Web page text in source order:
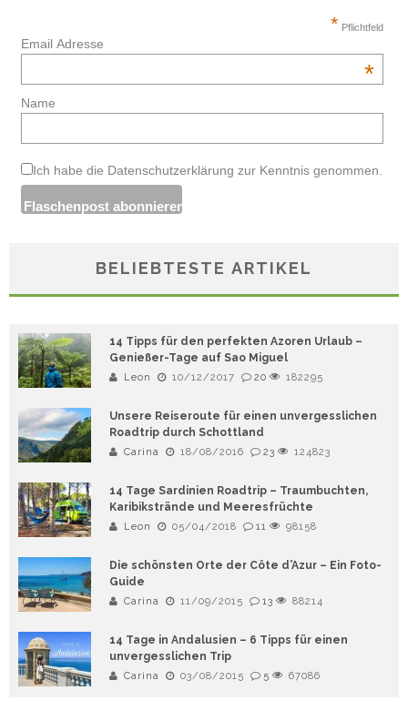
* Pflichtfeld
Email Adresse
*
Name
Ich habe die Datenschutzerklärung zur Kenntnis genommen.
BELIEBTESTE ARTIKEL
14 Tipps für den perfekten Azoren Urlaub –
Genießer-Tage auf Sao Miguel
Leon 10/12/2017 20 182295
Unsere Reiseroute für einen unvergesslichen
Roadtrip durch Schottland
Carina 18/08/2016 23 124823
14 Tage Sardinien Roadtrip – Traumbuchten,
Karibikstrände und Meeresfrüchte
Leon 05/04/2018 11 98158
Die schönsten Orte der Côte d’Azur – Ein Foto-
Guide
Carina 11/09/2015 13 88214
14 Tage in Andalusien – 6 Tipps für einen
unvergesslichen Trip
Carina 03/08/2015 5 67086